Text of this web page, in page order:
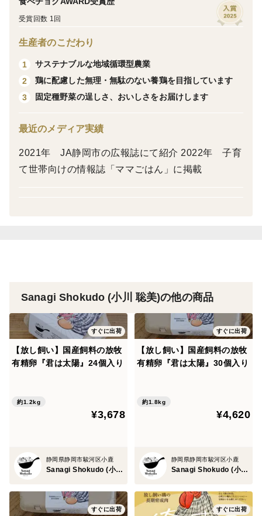
①国産飼料の放牧有精卵「君は太陽」6個
米・野菜・えごま・鰹ぶしを主とした手づくりの飼料を
食べ、毎日穏やかに生活する鶏の産んでくれる卵です。
「君は太陽」をたっぷり使用したバターケーキです。
のあるケーキです。
受賞回数 1回
生産者のこだわり
1
サステナブルな地域循環型農業
2
鶏に配慮した無理・無駄のない養鶏を目指しています
3
固定種野菜の逞しさ、おいしさをお届けします
最近のメディア実績
2021年 JA静岡市の広報誌にて紹介 2022年 子育
て世帯向けの情報誌「ママごはん」に掲載
Sanagi Shokudo (小川 聡美)の他の商品
すぐに出荷
【放し飼い】国産飼料の放牧
有精卵『君は太陽』24個入り
約1.2kg
¥3,678
静岡県静岡市駿河区小鹿
Sanagi Shokudo (小川 聡美)
すぐに出荷
【放し飼い】国産飼料の放牧
有精卵『君は太陽』30個入り
約1.8kg
¥4,620
静岡県静岡市駿河区小鹿
Sanagi Shokudo (小川 聡美)
すぐに出荷 すぐに出荷